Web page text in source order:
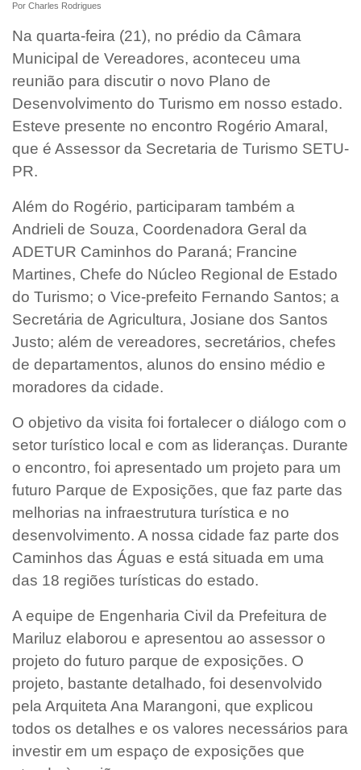
Por Charles Rodrigues
Na quarta-feira (21), no prédio da Câmara
Municipal de Vereadores, aconteceu uma
reunião para discutir o novo Plano de
Desenvolvimento do Turismo em nosso estado.
Esteve presente no encontro Rogério Amaral,
que é Assessor da Secretaria de Turismo SETU-
PR.
Além do Rogério, participaram também a
Andrieli de Souza, Coordenadora Geral da
ADETUR Caminhos do Paraná; Francine
Martines, Chefe do Núcleo Regional de Estado
do Turismo; o Vice-prefeito Fernando Santos; a
Secretária de Agricultura, Josiane dos Santos
Justo; além de vereadores, secretários, chefes
de departamentos, alunos do ensino médio e
moradores da cidade.
O objetivo da visita foi fortalecer o diálogo com o
setor turístico local e com as lideranças. Durante
o encontro, foi apresentado um projeto para um
futuro Parque de Exposições, que faz parte das
melhorias na infraestrutura turística e no
desenvolvimento. A nossa cidade faz parte dos
Caminhos das Águas e está situada em uma
das 18 regiões turísticas do estado.
A equipe de Engenharia Civil da Prefeitura de
Mariluz elaborou e apresentou ao assessor o
projeto do futuro parque de exposições. O
projeto, bastante detalhado, foi desenvolvido
pela Arquiteta Ana Marangoni, que explicou
todos os detalhes e os valores necessários para
investir em um espaço de exposições que